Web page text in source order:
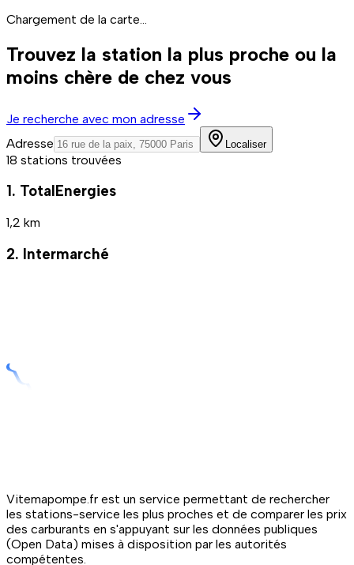
Chargement de la carte...
Trouvez la station la plus proche ou la
moins chère de chez vous
Je recherche avec mon adresse
Adresse
Localiser
18 stations trouvées
1. TotalEnergies
1,2 km
2. Intermarché
Vitemapompe.fr est un service permettant de rechercher
les stations-service les plus proches et de comparer les prix
des carburants en s'appuyant sur les données publiques
(Open Data) mises à disposition par les autorités
compétentes.